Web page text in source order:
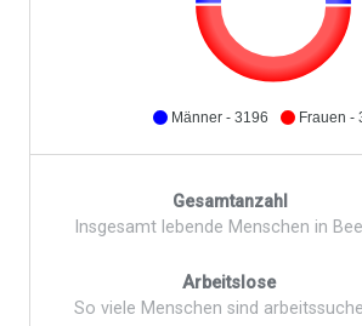
Männer - 3196 Frauen -
Gesamtanzahl
Insgesamt lebende Menschen in
Arbeitslose
So viele Menschen sind